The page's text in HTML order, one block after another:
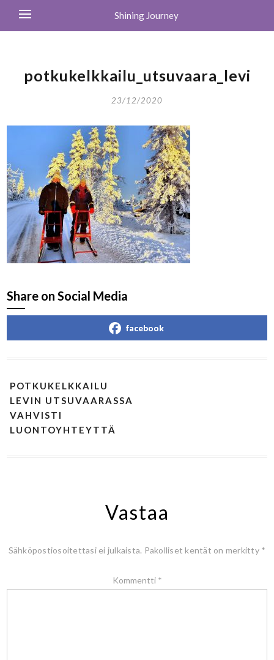
Shining Journey
potkukelkkailu_utsuvaara_levi
23/12/2020
Share on Social Media
facebook
POTKUKELKKAILU
LEVIN UTSUVAARASSA
VAHVISTI
LUONTOYHTEYTTÄ
Vastaa
Sähköpostiosoitettasi ei julkaista. Pakolliset kentät on merkitty *
Kommentti *